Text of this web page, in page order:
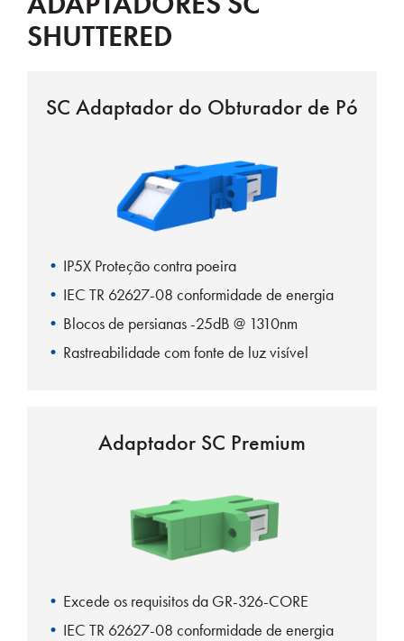
SHUTTERED
SC Adaptador do Obturador de Pó
IP5X Proteção contra poeira
IEC TR 62627-08 conformidade de energia
Blocos de persianas -25dB @ 1310nm
Rastreabilidade com fonte de luz visível
Adaptador SC Premium
Excede os requisitos da GR-326-CORE
IEC TR 62627-08 conformidade de energia